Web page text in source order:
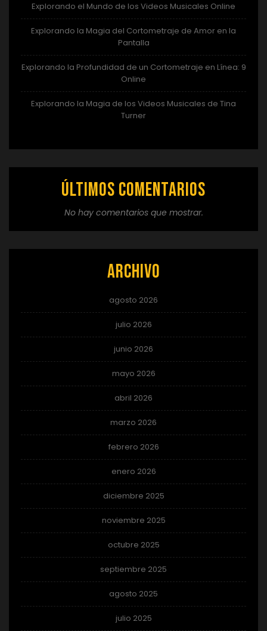
Explorando el Mundo de los Videos Musicales Online
Explorando la Magia del Cortometraje de Amor en la
Pantalla
Explorando la Profundidad de un Cortometraje en Línea: 9
Online
Explorando la Magia de los Videos Musicales de Tina
Turner
Últimos comentarios
No hay comentarios que mostrar.
Archivo
agosto 2026
julio 2026
junio 2026
mayo 2026
abril 2026
marzo 2026
febrero 2026
enero 2026
diciembre 2025
noviembre 2025
octubre 2025
septiembre 2025
agosto 2025
julio 2025